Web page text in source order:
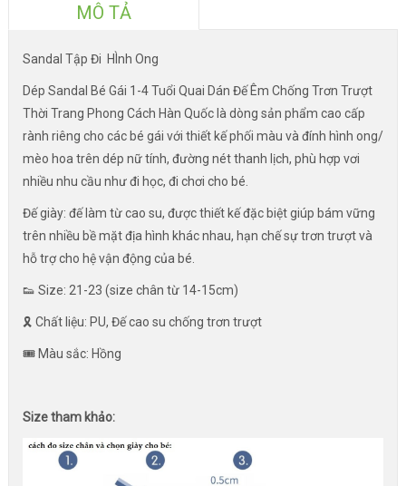
MÔ TẢ
Sandal Tập Đi HÌnh Ong
Dép Sandal Bé Gái 1-4 Tuổi Quai Dán Đế Êm Chống Trơn Trượt
Thời Trang Phong Cách Hàn Quốc là dòng sản phẩm cao cấp
rành riêng cho các bé gái với thiết kế phối màu và đính hình ong/
mèo hoa trên dép nữ tính, đường nét thanh lịch, phù hợp vơi
nhiều nhu cầu như đi học, đi chơi cho bé.
Đế giày: đế làm từ cao su, được thiết kế đặc biệt giúp bám vững
trên nhiều bề mặt địa hình khác nhau, hạn chế sự trơn trượt và
hỗ trợ cho hệ vận động của bé.
👟 Size: 21-23 (size chân từ 14-15cm)
🎗 Chất liệu: PU, Đế cao su chống trơn trượt
🎟️ Màu sắc: Hồng
Size tham khảo: